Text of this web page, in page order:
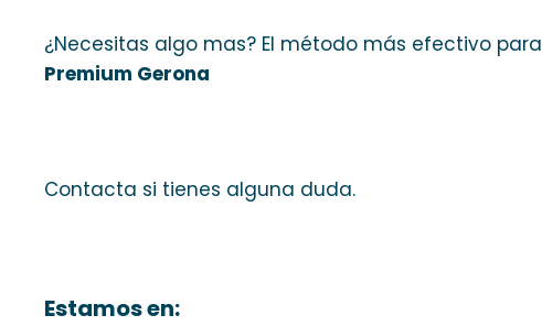
¿Necesitas algo mas? El método más efectivo para
Premium Gerona
Contacta si tienes alguna duda.
Estamos en: